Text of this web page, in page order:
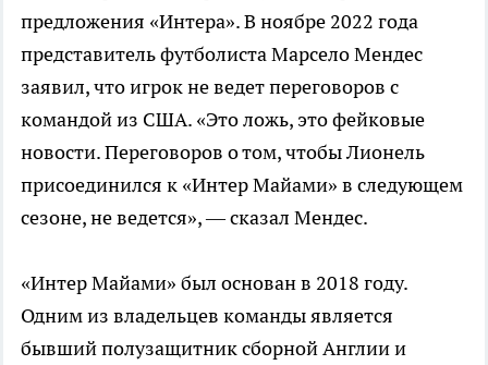
предложения «Интера». В ноябре 2022 года
представитель футболиста Марсело Мендес
заявил, что игрок не ведет переговоров с
командой из США. «Это ложь, это фейковые
новости. Переговоров о том, чтобы Лионель
присоединился к «Интер Майами» в следующем
сезоне, не ведется», — сказал Мендес.
«Интер Майами» был основан в 2018 году.
Одним из владельцев команды является
бывший полузащитник сборной Англии и